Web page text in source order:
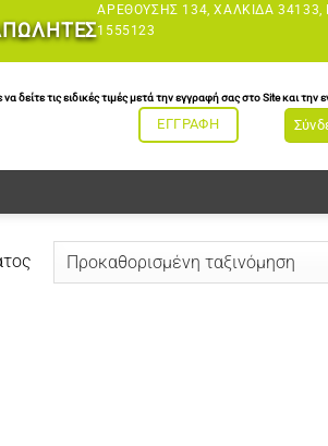
ΑΡΕΘΟΎΣΗΣ 134, ΧΑΛΚΊΔΑ 34133,
1555123
τις ειδικές τιμές μετά την εγγραφή σας στο Site και την
ΕΓΓΡΑΦΗ